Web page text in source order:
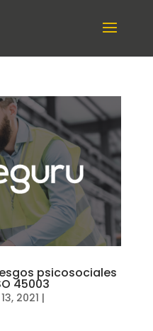
psicosociales
45003
2021 |